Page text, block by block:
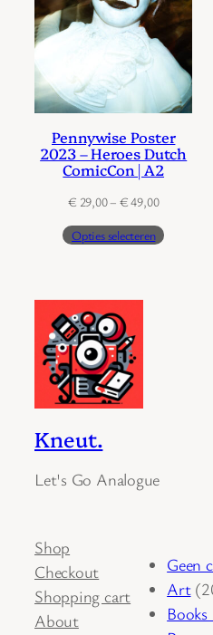
Pennywise Poster
2023 – Heroes Dutch
ComicCon | A2
€ 29,00– €49,00Prijsklasse:
tot
Opties selecteren
Kneut.
Let's Go Analogue
Shop
Checkout
Shopping cart
About
Geen
Art